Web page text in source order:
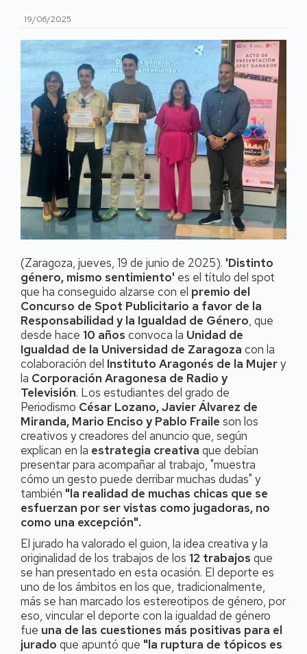
19/06/2025
(Zaragoza, jueves, 19 de junio de 2025). 'Distinto
género, mismo sentimiento' es el título del spot
que ha conseguido alzarse con el premio del
Concurso de Spot Publicitario a favor de la
Responsabilidad y la Igualdad de Género, que
desde hace 10 años convoca la Unidad de
Igualdad de la Universidad de Zaragoza con la
colaboración del Instituto Aragonés de la Mujery
la Corporación Aragonesa de Radio y
Televisión. Los estudiantes del grado de
Periodismo César Lozano, Javier Álvarez de
Miranda, Mario Enciso y Pablo Fraile son los
creativos y creadores del anuncio que, según
explican en la estrategia creativa que debían
presentar para acompañar al trabajo, "muestra
cómo un gesto puede derribar muchas dudas" y
también "la realidad de muchas chicas que se
esfuerzan por ser vistas como jugadoras, no
como una excepción".
El jurado ha valorado el guion, la idea creativa y la
originalidad de los trabajos de los 12 trabajos que
se han presentado en esta ocasión. El deporte es
uno de los ámbitos en los que, tradicionalmente,
más se han marcado los estereotipos de género, por
eso, vincular el deporte con la igualdad de género
fue una de las cuestiones más positivas para el
jurado que apuntó que "la ruptura de tópicos es